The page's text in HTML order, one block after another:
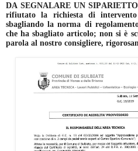
DA SEGNALARE UN
rifiutato la richiesta di intervento
sbagliando la norma di
che ha sbagliato articolo; non si è
parola al nostro consigliere,